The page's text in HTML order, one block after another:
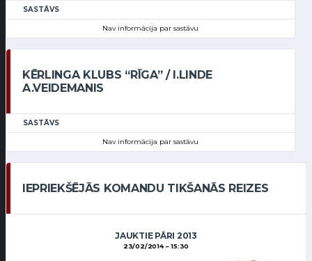
SASTĀVS
Nav informācija par sastāvu
KĒRLINGA KLUBS “RĪGA” / I.LINDE
A.VEIDEMANIS
SASTĀVS
Nav informācija par sastāvu
IEPRIEKŠĒJĀS KOMANDU TIKŠANĀS REIZES
JAUKTIE PĀRI 2013
23/02/2014 15:30